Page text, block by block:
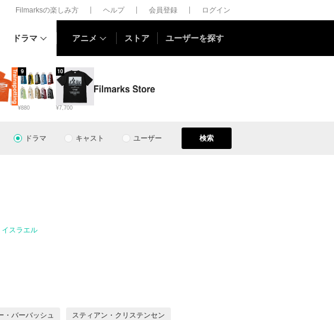
Filmarksの楽しみ方 ヘルプ 会員登録 ログイン
ドラマ アニメ ストア ユーザーを探す
¥880
9
¥7,700
10
ドラマ キャスト ユーザー 検索
イスラエル
・バーバッシュ スティアン・クリステンセン